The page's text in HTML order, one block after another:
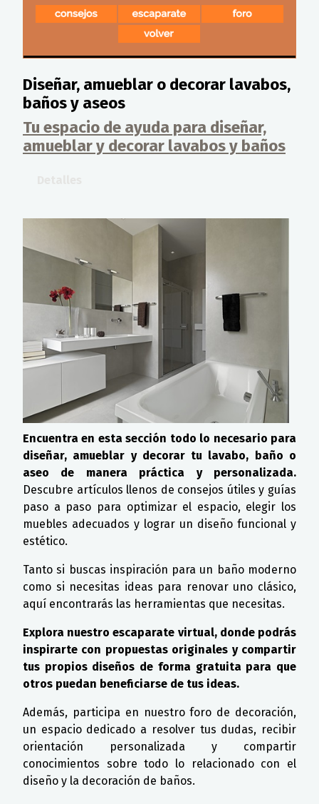
Diseñar, amueblar o decorar lavabos,
baños y aseos
Tu espacio de ayuda para diseñar,
amueblar y decorar lavabos y baños
Encuentra en esta sección todo lo necesario para
diseñar, amueblar y decorar tu lavabo, baño o
aseo de manera práctica y personalizada.
Descubre artículos llenos de consejos útiles y guías
paso a paso para optimizar el espacio, elegir los
muebles adecuados y lograr un diseño funcional y
estético.
Tanto si buscas inspiración para un baño moderno
como si necesitas ideas para renovar uno clásico,
aquí encontrarás las herramientas que necesitas.
Explora nuestro escaparate virtual, donde podrás
inspirarte con propuestas originales y compartir
tus propios diseños de forma gratuita para que
otros puedan beneficiarse de tus ideas.
Además, participa en nuestro foro de decoración,
un espacio dedicado a resolver tus dudas, recibir
orientación personalizada y compartir
conocimientos sobre todo lo relacionado con el
diseño y la decoración de baños.